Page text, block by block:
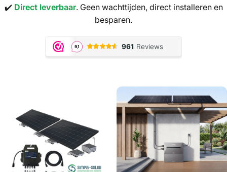
✔️ Direct leverbaar. Geen wachttijden, direct installeren en
besparen.